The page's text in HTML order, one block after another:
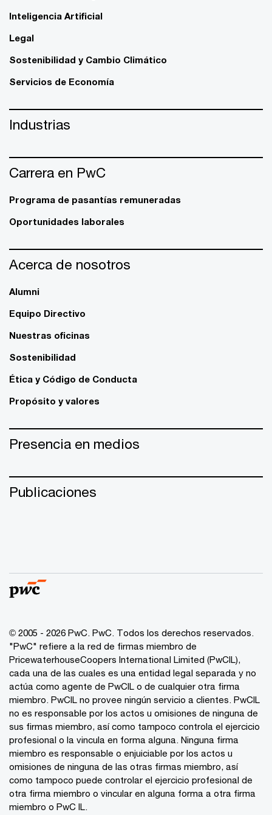
Inteligencia Artificial
Legal
Sostenibilidad y Cambio Climático
Servicios de Economía
Industrias
Carrera en PwC
Programa de pasantías remuneradas
Oportunidades laborales
Acerca de nosotros
Alumni
Equipo Directivo
Nuestras oficinas
Sostenibilidad
Ética y Código de Conducta
Propósito y valores
Presencia en medios
Publicaciones
© 2005 - 2026 PwC. PwC. Todos los derechos reservados.
"PwC" refiere a la red de firmas miembro de
PricewaterhouseCoopers International Limited (PwCIL),
cada una de las cuales es una entidad legal separada y no
actúa como agente de PwCIL o de cualquier otra firma
miembro. PwCIL no provee ningún servicio a clientes. PwCIL
no es responsable por los actos u omisiones de ninguna de
sus firmas miembro, así como tampoco controla el ejercicio
profesional o la vincula en forma alguna. Ninguna firma
miembro es responsable o enjuiciable por los actos u
omisiones de ninguna de las otras firmas miembro, así
como tampoco puede controlar el ejercicio profesional de
otra firma miembro o vincular en alguna forma a otra firma
miembro o PwC IL.